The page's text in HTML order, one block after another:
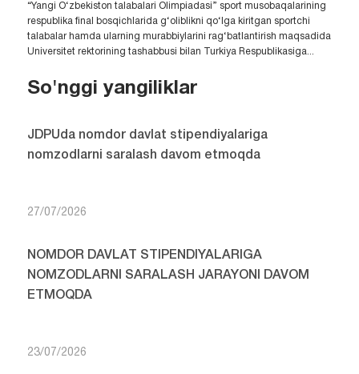
“Yangi O‘zbekiston talabalari Olimpiadasi” sport musobaqalarining
respublika final bosqichlarida g‘oliblikni qo‘lga kiritgan sportchi
talabalar hamda ularning murabbiylarini rag‘batlantirish maqsadida
Universitet rektorining tashabbusi bilan Turkiya Respublikasiga...
So'nggi yangiliklar
JDPUda nomdor davlat stipendiyalariga
nomzodlarni saralash davom etmoqda
27/07/2026
NOMDOR DAVLAT STIPENDIYALARIGA
NOMZODLARNI SARALASH JARAYONI DAVOM
ETMOQDA
23/07/2026